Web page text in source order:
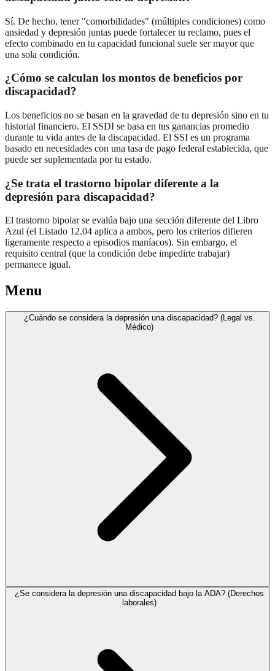
Sí. De hecho, tener "comorbilidades" (múltiples condiciones) como
ansiedad y depresión juntas puede fortalecer tu reclamo, pues el
efecto combinado en tu capacidad funcional suele ser mayor que
una sola condición.
¿Cómo se calculan los montos de beneficios por
discapacidad?
Los beneficios no se basan en la gravedad de tu depresión sino en tu
historial financiero. El SSDI se basa en tus ganancias promedio
durante tu vida antes de la discapacidad. El SSI es un programa
basado en necesidades con una tasa de pago federal establecida, que
puede ser suplementada por tu estado.
¿Se trata el trastorno bipolar diferente a la
depresión para discapacidad?
El trastorno bipolar se evalúa bajo una sección diferente del Libro
Azul (el Listado 12.04 aplica a ambos, pero los criterios difieren
ligeramente respecto a episodios maníacos). Sin embargo, el
requisito central (que la condición debe impedirte trabajar)
permanece igual.
Menu
¿Cuándo se considera la depresión una discapacidad? (Legal vs.
Médico)
¿Se considera la depresión una discapacidad bajo la ADA? (Derechos
laborales)